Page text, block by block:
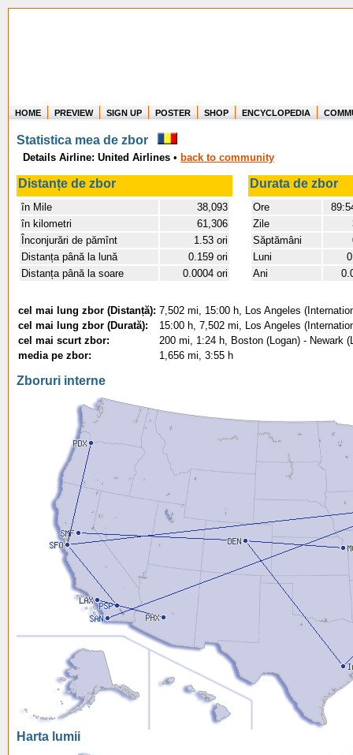
Create your own FlightMemory and see!
HOME PREVIEW SIGN UP POSTER SHOP ENCYCLOPEDIA
Statistica mea de zbor
Details Airline: United Airlines • back to community
Distanțe de zbor Durata de zbor
în Mile
38,093
în kilometri
61,306
Înconjurări de pămînt
1.53 ori
Distanța până la lună
0.159 ori
Distanța până la soare
0.0004 ori
Ore
Zile
Săptămâni
Luni
Ani
cel mai lung zbor (Distanță): 7,502 mi, 15:00 h, Los Angeles
cel mai lung zbor (Durată):
15:00 h, 7,502 mi, Los Angeles
cel mai scurt zbor:
200 mi, 1:24 h, Boston (Logan) - Newark
media pe zbor:
1,656 mi, 3:55 h
Zboruri interne
Harta lumii